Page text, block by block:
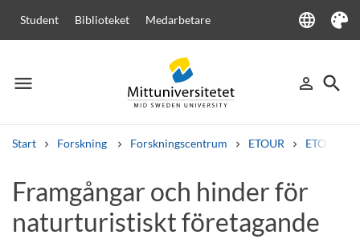
Student Biblioteket Medarbetare language
Language
Tema
menu
Meny person_outline
Logga in
search
Sök
Start Forskning Forskningscentrum ETOUR ETOURs
Andra söktjänster
Kurser och program KursplanerVälkomstbrev Personal
Framgångar och hinder för
naturturistiskt företagande